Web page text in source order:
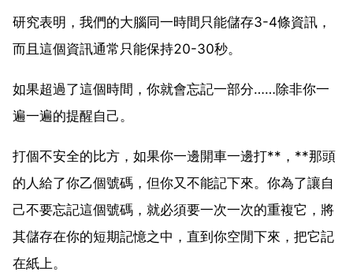
研究表明，我們的大腦同一時間只能儲存3-4條資訊，
而且這個資訊通常只能保持20-30秒。
如果超過了這個時間，你就會忘記一部分……除非你一
遍一遍的提醒自己。
打個不安全的比方，如果你一邊開車一邊打**，**那頭
的人給了你乙個號碼，但你又不能記下來。你為了讓自
己不要忘記這個號碼，就必須要一次一次的重複它，將
其儲存在你的短期記憶之中，直到你空閒下來，把它記
在紙上。